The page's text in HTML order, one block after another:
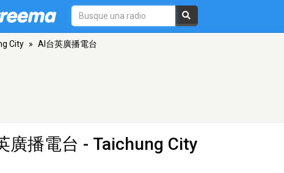
City » AI台英廣播電台
廣播電台 - Taichung City